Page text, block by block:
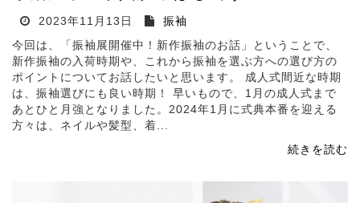
2023年11月13日
振袖
今回は、「振袖展開催中！新作振袖のお話」ということで、
新作振袖の入荷時期や、これから振袖を選ぶ方への選び方の
ポイントについてお話したいと思います。 成人式間近な時期
は、振袖選びにも良い時期！ 早いもので、1月の成人式まで
あとひと月強となりました。2024年1月に式典本番を迎える
方々は、ネイルや髪型、着...
続きを読む